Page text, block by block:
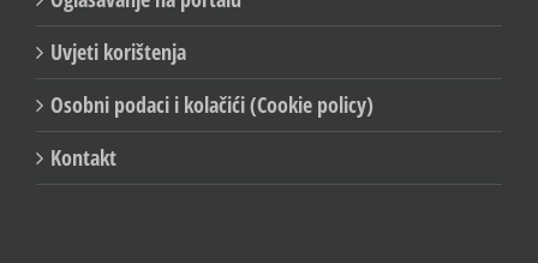
Uvjeti korištenja
Osobni podaci i kolačići (Cookie policy)
Kontakt